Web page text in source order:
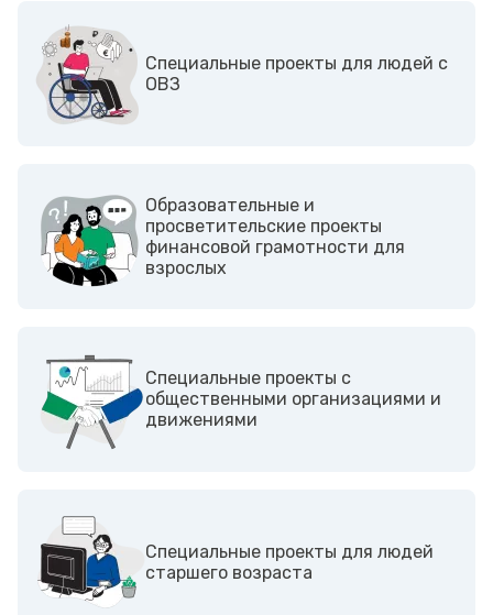
Cпециальные проекты для людей с
ОВЗ
Образовательные и
просветительские проекты
финансовой грамотности для
взрослых
Cпециальные проекты с
общественными организациями и
движениями
Специальные проекты для людей
старшего возраста